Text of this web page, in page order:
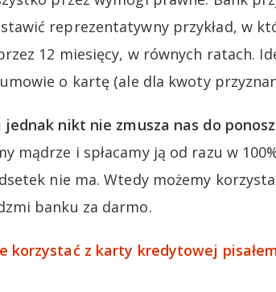
reprezentatywny przykład, w
12 miesięcy, w równych ratach.
o kartę (ale dla kwoty
nikt nie zmusza nas do
mądrze i spłacamy ją od razu w
nie ma. Wtedy możemy
banku za darmo.
korzystać z karty kredytowej